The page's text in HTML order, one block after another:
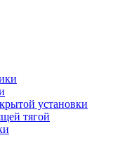
установки
тягой